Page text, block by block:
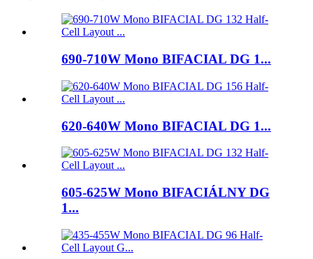
690-710W Mono BIFACIAL DG 1...
620-640W Mono BIFACIAL DG 1...
605-625W Mono BIFACIÁLNY DG
1...